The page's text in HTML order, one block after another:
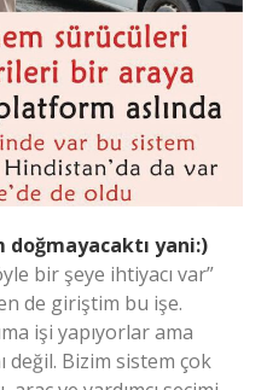
doğmayacaktı yani:)
bir şeye ihtiyacı var”
de giriştim bu işe.
işi yapıyorlar ama
değil. Bizim sistem çok